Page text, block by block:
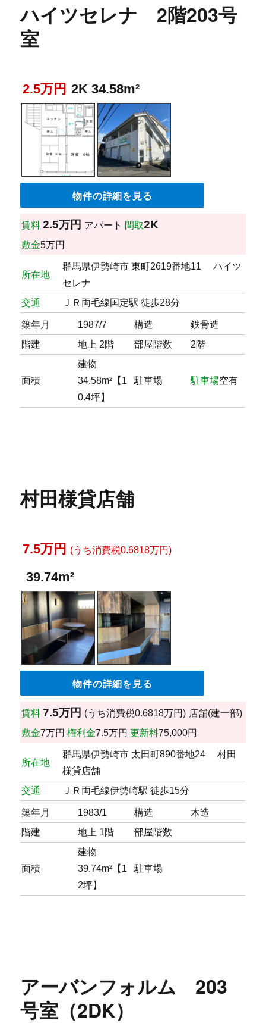
ハイツセレナ 2階203号
室
2.5万円 2K 34.58m²
物件の詳細を見る
賃料 2.5万円 アパート 間取2K
敷金5万円
所在地
群馬県伊勢崎市 東町2619番地11 ハイツ
セレナ
交通
ＪＲ両毛線国定駅 徒歩28分
築年月 1987/7 構造
鉄骨造
階建
地上 2階 部屋階数 2階
面積
建物
34.58m²【1
0.4坪】
駐車場 駐車場空有
村田様貸店舗
7.5万円 (うち消費税0.6818万円)
39.74m²
物件の詳細を見る
賃料 7.5万円 (うち消費税0.6818万円) 店舗(建一部)
敷金7万円 権利金7.5万円 更新料75,000円
所在地
群馬県伊勢崎市 太田町890番地24 村田
様貸店舗
交通
ＪＲ両毛線伊勢崎駅 徒歩15分
築年月 1983/1 構造
木造
階建
地上 1階 部屋階数
面積
建物
39.74m²【1
2坪】
駐車場
アーバンフォルム 203
号室（2DK）